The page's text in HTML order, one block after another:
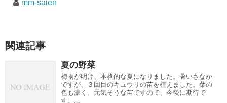
mm-saien
関連記事
夏の野菜
梅雨が明け、本格的な夏になりました。暑いさなか
ですが、３回目のキュウリの苗を植えました。葉の
色も濃く、元気そうな苗ですので、今後に期待で
す。...